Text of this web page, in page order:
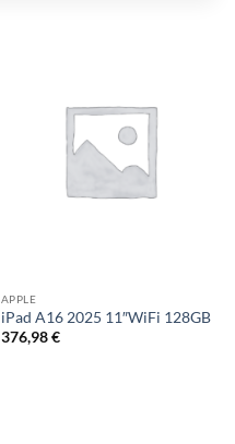
APPLE
iPad A16 2025 11″WiFi 128GB
376,98€